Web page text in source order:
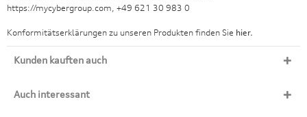
https://mycybergroup.com, +49 621 30 983 0
Konformitätserklärungen zu unseren Produkten finden Sie hier.
Kunden kauften auch
Auch interessant